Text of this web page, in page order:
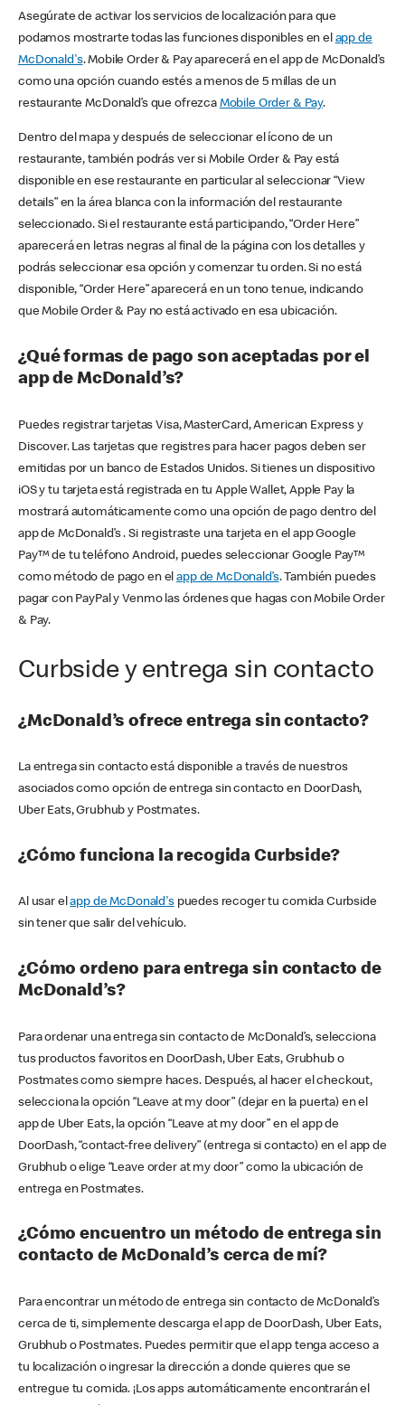
Asegúrate de activar los servicios de localización para que
podamos mostrarte todas las funciones disponibles en el app de
McDonald's. Mobile Order & Pay aparecerá en el app de McDonald’s
como una opción cuando estés a menos de 5 millas de un
restaurante McDonald’s que ofrezca Mobile Order & Pay.
Dentro del mapa y después de seleccionar el ícono de un
restaurante, también podrás ver si Mobile Order & Pay está
disponible en ese restaurante en particular al seleccionar “View
details” en la área blanca con la información del restaurante
seleccionado. Si el restaurante está participando, “Order Here”
aparecerá en letras negras al final de la página con los detalles y
podrás seleccionar esa opción y comenzar tu orden. Si no está
disponible, “Order Here” aparecerá en un tono tenue, indicando
que Mobile Order & Pay no está activado en esa ubicación.
¿Qué formas de pago son aceptadas por el
app de McDonald’s?
Puedes registrar tarjetas Visa, MasterCard, American Express y
Discover. Las tarjetas que registres para hacer pagos deben ser
emitidas por un banco de Estados Unidos. Si tienes un dispositivo
iOS y tu tarjeta está registrada en tu Apple Wallet, Apple Pay la
mostrará automáticamente como una opción de pago dentro del
app de McDonald’s . Si registraste una tarjeta en el app Google
Pay™ de tu teléfono Android, puedes seleccionar Google Pay™
como método de pago en elapp de McDonald’s. También puedes
pagar con PayPal y Venmo las órdenes que hagas con Mobile Order
& Pay.
Curbside y entrega sin contacto
¿McDonald’s ofrece entrega sin contacto?
La entrega sin contacto está disponible a través de nuestros
asociados como opción de entrega sin contacto en DoorDash,
Uber Eats, Grubhub y Postmates.
¿Cómo funciona la recogida Curbside?
Al usar elapp de McDonald'spuedes recoger tu comida Curbside
sin tener que salir del vehículo.
¿Cómo ordeno para entrega sin contacto de
McDonald’s?
Para ordenar una entrega sin contacto de McDonald’s, selecciona
tus productos favoritos en DoorDash, Uber Eats, Grubhub o
Postmates como siempre haces. Después, al hacer el checkout,
selecciona la opción “Leave at my door” (dejar en la puerta) en el
app de Uber Eats, la opción “Leave at my door” en el app de
DoorDash, “contact-free delivery” (entrega si contacto) en el app de
Grubhub o elige “Leave order at my door” como la ubicación de
entrega en Postmates.
¿Cómo encuentro un método de entrega sin
contacto de McDonald’s cerca de mí?
Para encontrar un método de entrega sin contacto de McDonald’s
cerca de ti, simplemente descarga el app de DoorDash, Uber Eats,
Grubhub o Postmates. Puedes permitir que el app tenga acceso a
tu localización o ingresar la dirección a donde quieres que se
entregue tu comida. ¡Los apps automáticamente encontrarán el